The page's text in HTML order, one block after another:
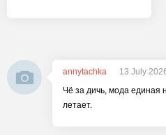
annytachka
13 July
Чё за дичь, мода единая
летает.